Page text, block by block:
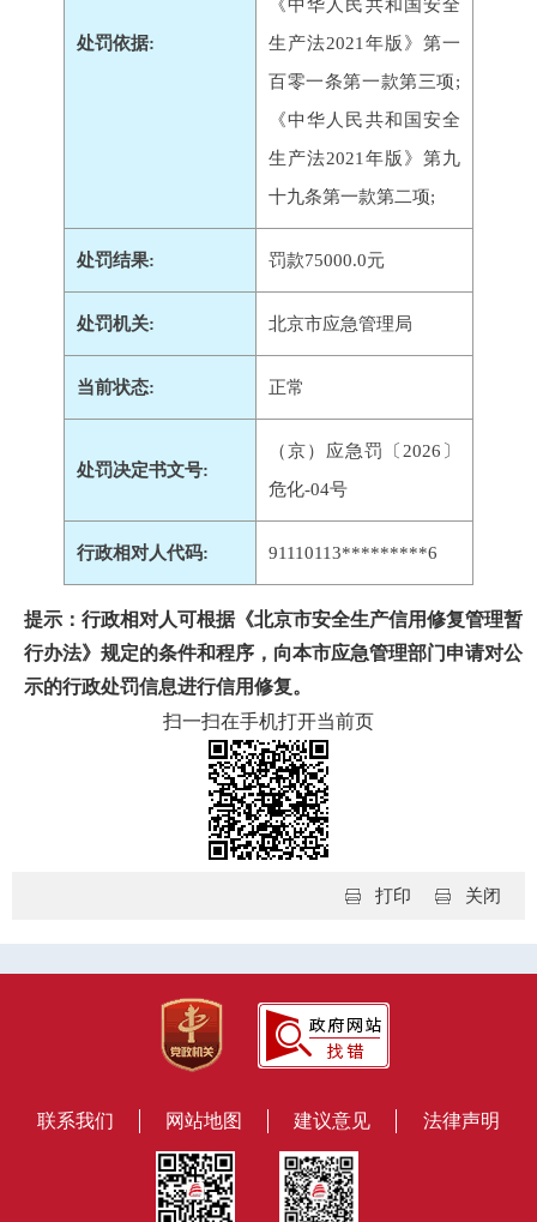
处罚依据:
《中华人民共和国安全
生产法2021年版》第一
百零一条第一款第三项;
《中华人民共和国安全
生产法2021年版》第九
十九条第一款第二项;
处罚结果: 罚款75000.0元
处罚机关: 北京市应急管理局
当前状态: 正常
处罚决定书文号:
（京）应急罚〔2026〕
危化-04号
行政相对人代码: 91110113*********6
提示：行政相对人可根据《北京市安全生产信用修复管理暂
行办法》规定的条件和程序，向本市应急管理部门申请对公
示的行政处罚信息进行信用修复。
扫一扫在手机打开当前页
关闭
打印
联系我们 网站地图 建议意见 法律声明